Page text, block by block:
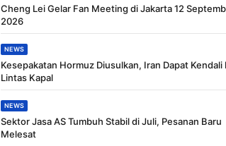
Cheng Lei Gelar Fan Meeting di Jakarta 12
2026
NEWS
Kesepakatan Hormuz Diusulkan, Iran Dapat Kendali
Lintas Kapal
NEWS
Sektor Jasa AS Tumbuh Stabil di Juli, Pesanan Baru
Melesat